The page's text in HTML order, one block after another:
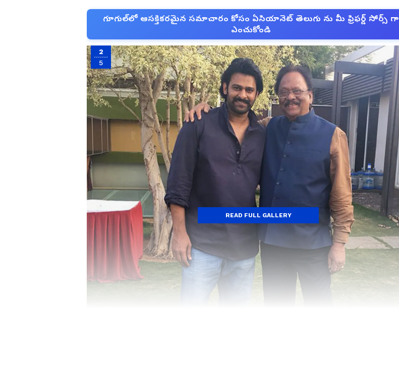
గూగుల్‌లో ఆసక్తికరమైన సమాచారం కోసం ఏసియానెట్ తెలుగు ను మీ ఫ్రిఫర్డ్ సోర్స్ గా
ఎంచుకోండి
2
5
READ FULL GALLERY